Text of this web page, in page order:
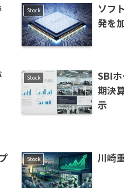
Stock
ソフ
発を
Stock
SBI
期決
示
Stock 川崎